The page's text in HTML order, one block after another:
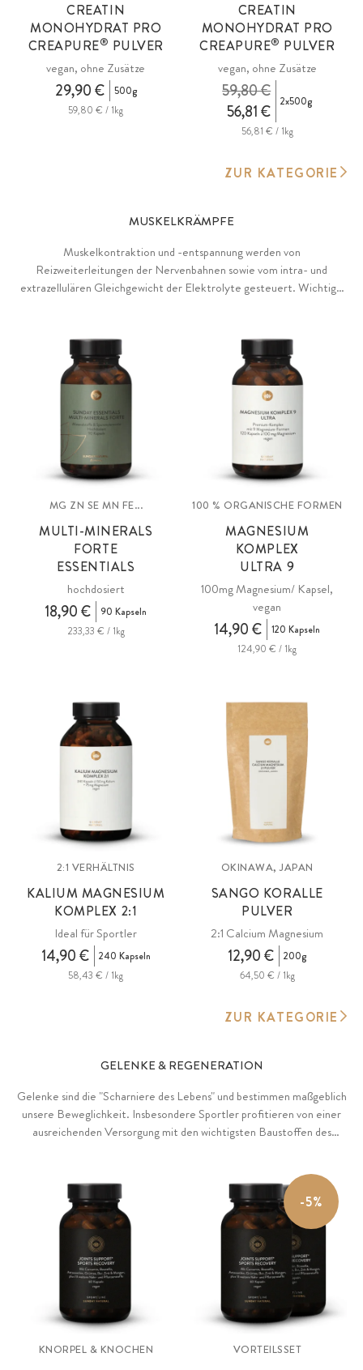
CREATIN
MONOHYDRAT PRO
CREAPURE® PULVER
vegan, ohne Zusätze
29,90 €
500g
59,80 € / 1kg
CREATIN
MONOHYDRAT PRO
CREAPURE® PULVER
vegan, ohne Zusätze
56,81 €
59,80 € 2x500g
56,81 € / 1kg
ZUR KATEGORIE
MUSKELKRÄMPFE
Muskelkontraktion und -entspannung werden von
Reizweiterleitungen der Nervenbahnen sowie vom intra- und
extrazellulären Gleichgewicht der Elektrolyte gesteuert. Wichtige
Magnesium trägt zudem zum Elektrolytgleichgewicht bei. Auch die
optimale Versorgung der Muskeln mit Energie ist ein wichtiger
Faktor. B-Vitamine und Eisen tragen zu einem normalen
MG ZN SE MN FE...
MULTI-MINERALS
FORTE
ESSENTIALS
hochdosiert
18,90 €
90 Kapseln
233,33 € / 1kg
100 % ORGANISCHE FORMEN
MAGNESIUM
KOMPLEX
ULTRA 9
100mg Magnesium/ Kapsel,
vegan
14,90 €
120 Kapseln
124,90 € / 1kg
2:1 VERHÄLTNIS
KALIUM MAGNESIUM
KOMPLEX 2:1
Ideal für Sportler
14,90 €
240 Kapseln
58,43 € / 1kg
OKINAWA, JAPAN
SANGO KORALLE
PULVER
2:1 Calcium Magnesium
12,90 €
200g
64,50 € / 1kg
ZUR KATEGORIE
GELENKE & REGENERATION
Gelenke sind die "Scharniere des Lebens" und bestimmen maßgeblich
unsere Beweglichkeit. Insbesondere Sportler profitieren von einer
ausreichenden Versorgung mit den wichtigsten Baustoffen des
Bildung Vitamin C als Kofaktor benötigt.
KNORPEL & KNOCHEN
-5%
VORTEILSSET